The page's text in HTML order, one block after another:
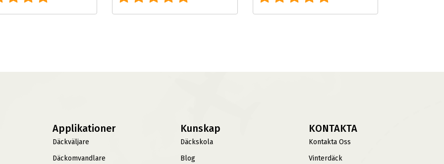
Applikationer
Däckväljare
Däckomvandlare
Kunskap
Däckskola
Blog
KONTAKTA
Kontakta Oss
Vinterdäck